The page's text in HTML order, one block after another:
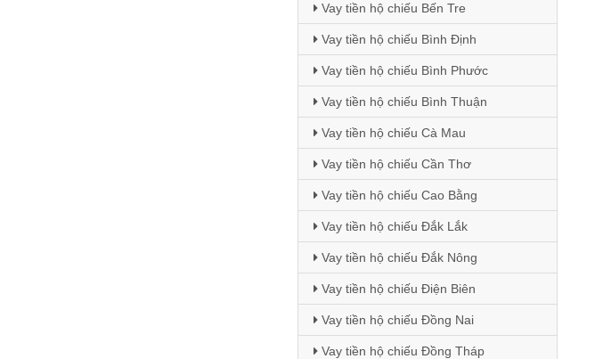
Vay tiền hộ chiếu Bến Tre
Vay tiền hộ chiếu Bình Định
Vay tiền hộ chiếu Bình Phước
Vay tiền hộ chiếu Bình Thuận
Vay tiền hộ chiếu Cà Mau
Vay tiền hộ chiếu Cần Thơ
Vay tiền hộ chiếu Cao Bằng
Vay tiền hộ chiếu Đắk Lắk
Vay tiền hộ chiếu Đắk Nông
Vay tiền hộ chiếu Điện Biên
Vay tiền hộ chiếu Đồng Nai
Vay tiền hộ chiếu Đồng Tháp